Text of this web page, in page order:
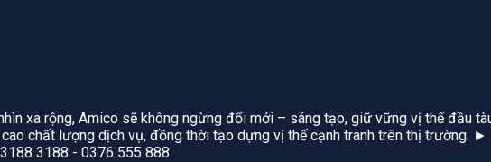
xa rộng, Amico sẽ không ngừng đổi mới – sáng tạo, giữ vững vị thế đầu
chất lượng dịch vụ, đồng thời tạo dựng vị thế cạnh tranh trên thị trường. ►
3188 - 0376 555 888